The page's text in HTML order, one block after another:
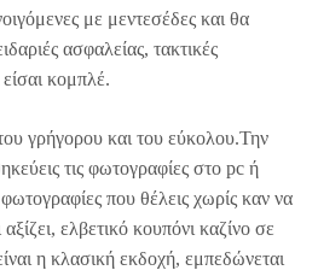
με μεντεσέδες και θα
ασφαλείας, τακτικές
κομπλέ.
γρήγορου και του εύκολου.Την
τις φωτογραφίες στο pc ή
φωτογραφίες που θέλεις χωρίς καν να
ελβετικό κουπόνι καζίνο σε
η κλασική εκδοχή, εμπεδώνεται